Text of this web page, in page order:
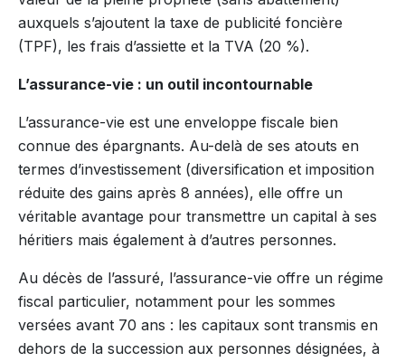
auxquels s’ajoutent la taxe de publicité foncière
(TPF), les frais d’assiette et la TVA (20 %).
L’assurance-vie : un outil incontournable
L’assurance-vie est une enveloppe fiscale bien
connue des épargnants. Au-delà de ses atouts en
termes d’investissement (diversification et imposition
réduite des gains après 8 années), elle offre un
véritable avantage pour transmettre un capital à ses
héritiers mais également à d’autres personnes.
Au décès de l’assuré, l’assurance-vie offre un régime
fiscal particulier, notamment pour les sommes
versées avant 70 ans : les capitaux sont transmis en
dehors de la succession aux personnes désignées, à